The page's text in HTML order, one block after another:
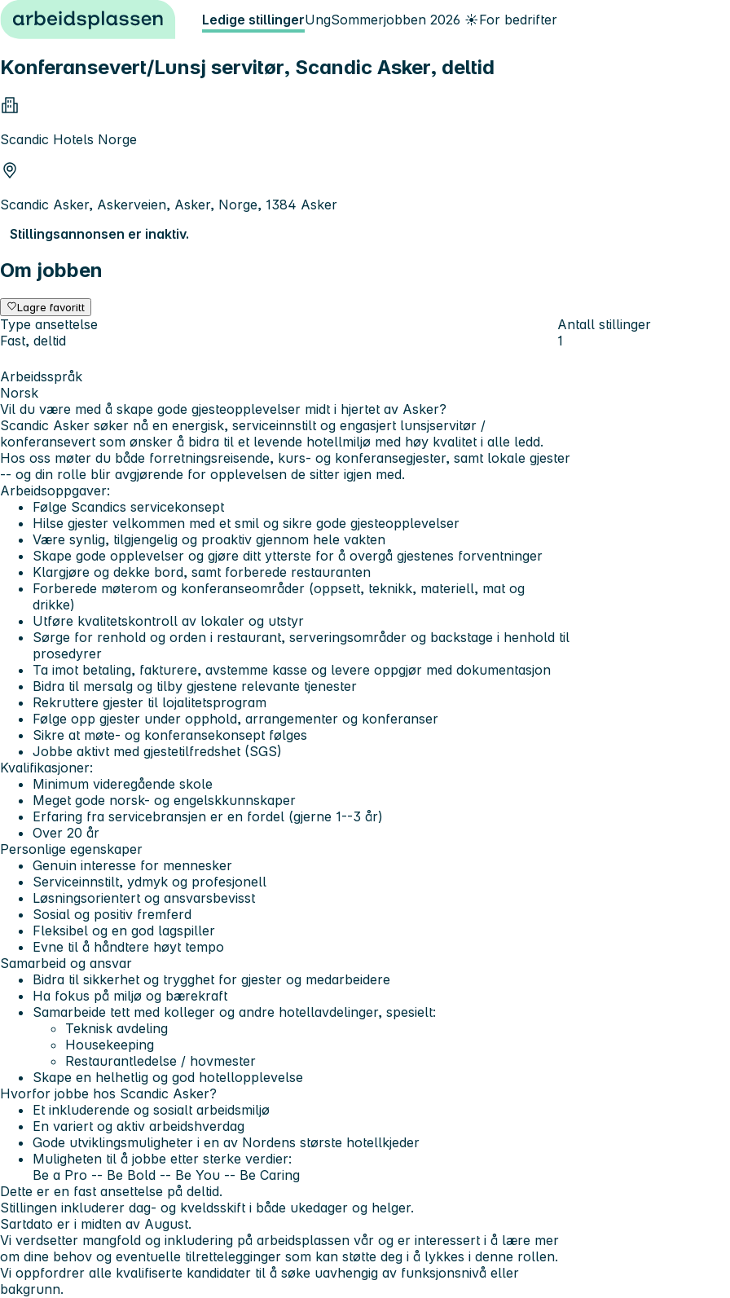
Hopp til innhold Ledige stillingerUngSommerjobben 2026 ☀️For bedrifter
Konferansevert/Lunsj servitør, Scandic Asker, deltid
Scandic Hotels Norge
Scandic Asker, Askerveien, Asker, Norge, 1384 Asker
Stillingsannonsen er inaktiv.
Om jobben
Lagre favoritt
Type ansettelse
Fast, deltid
Antall stillinger
1
Arbeidsspråk
Norsk
Vil du være med å skape gode gjesteopplevelser midt i hjertet av Asker?
Scandic Asker søker nå en energisk, serviceinnstilt og engasjert lunsjservitør /
konferansevert som ønsker å bidra til et levende hotellmiljø med høy kvalitet i alle ledd.
Hos oss møter du både forretningsreisende, kurs- og konferansegjester, samt lokale gjester
-- og din rolle blir avgjørende for opplevelsen de sitter igjen med.
Arbeidsoppgaver:
Følge Scandics servicekonsept
Hilse gjester velkommen med et smil og sikre gode gjesteopplevelser
Være synlig, tilgjengelig og proaktiv gjennom hele vakten
Skape gode opplevelser og gjøre ditt ytterste for å overgå gjestenes forventninger
Klargjøre og dekke bord, samt forberede restauranten
Forberede møterom og konferanseområder (oppsett, teknikk, materiell, mat og
drikke)
Utføre kvalitetskontroll av lokaler og utstyr
Sørge for renhold og orden i restaurant, serveringsområder og backstage i henhold til
prosedyrer
Ta imot betaling, fakturere, avstemme kasse og levere oppgjør med dokumentasjon
Bidra til mersalg og tilby gjestene relevante tjenester
Rekruttere gjester til lojalitetsprogram
Følge opp gjester under opphold, arrangementer og konferanser
Sikre at møte- og konferansekonsept følges
Jobbe aktivt med gjestetilfredshet (SGS)
Kvalifikasjoner:
Minimum videregående skole
Meget gode norsk- og engelskkunnskaper
Erfaring fra servicebransjen er en fordel (gjerne 1--3 år)
Over 20 år
Personlige egenskaper
Genuin interesse for mennesker
Serviceinnstilt, ydmyk og profesjonell
Løsningsorientert og ansvarsbevisst
Sosial og positiv fremferd
Fleksibel og en god lagspiller
Evne til å håndtere høyt tempo
Samarbeid og ansvar
Bidra til sikkerhet og trygghet for gjester og medarbeidere
Ha fokus på miljø og bærekraft
Samarbeide tett med kolleger og andre hotellavdelinger, spesielt:
Teknisk avdeling
Housekeeping
Restaurantledelse / hovmester
Skape en helhetlig og god hotellopplevelse
Hvorfor jobbe hos Scandic Asker?
Et inkluderende og sosialt arbeidsmiljø
En variert og aktiv arbeidshverdag
Gode utviklingsmuligheter i en av Nordens største hotellkjeder
Muligheten til å jobbe etter sterke verdier:
Be a Pro -- Be Bold -- Be You -- Be Caring
Dette er en fast ansettelse på deltid.
Stillingen inkluderer dag- og kveldsskift i både ukedager og helger.
Sartdato er i midten av August.
Vi verdsetter mangfold og inkludering på arbeidsplassen vår og er interessert i å lære mer
om dine behov og eventuelle tilrettelegginger som kan støtte deg i å lykkes i denne rollen.
Vi oppfordrer alle kvalifiserte kandidater til å søke uavhengig av funksjonsnivå eller
bakgrunn.